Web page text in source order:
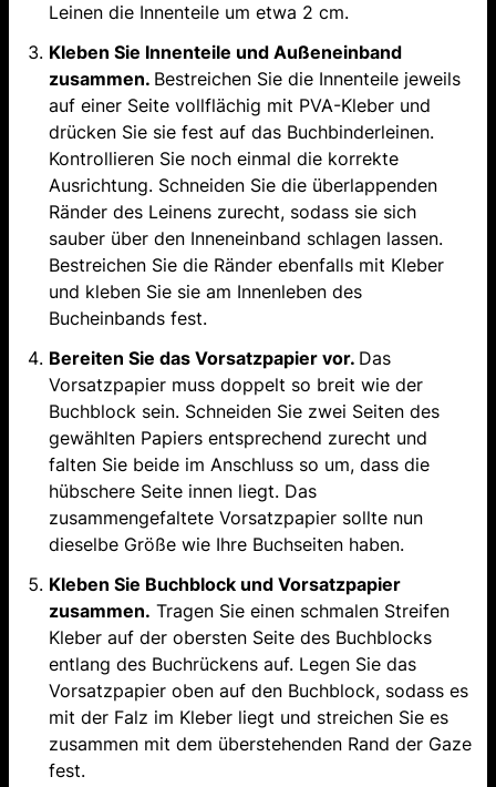
Leinen die Innenteile um etwa 2 cm.
Kleben Sie Innenteile und Außeneinband
zusammen. Bestreichen Sie die Innenteile jeweils
auf einer Seite vollflächig mit PVA-Kleber und
drücken Sie sie fest auf das Buchbinderleinen.
Kontrollieren Sie noch einmal die korrekte
Ausrichtung. Schneiden Sie die überlappenden
Ränder des Leinens zurecht, sodass sie sich
sauber über den Inneneinband schlagen lassen.
Bestreichen Sie die Ränder ebenfalls mit Kleber
und kleben Sie sie am Innenleben des
Bucheinbands fest.
Bereiten Sie das Vorsatzpapier vor. Das
Vorsatzpapier muss doppelt so breit wie der
Buchblock sein. Schneiden Sie zwei Seiten des
gewählten Papiers entsprechend zurecht und
falten Sie beide im Anschluss so um, dass die
hübschere Seite innen liegt. Das
zusammengefaltete Vorsatzpapier sollte nun
dieselbe Größe wie Ihre Buchseiten haben.
Kleben Sie Buchblock und Vorsatzpapier
zusammen. Tragen Sie einen schmalen Streifen
Kleber auf der obersten Seite des Buchblocks
entlang des Buchrückens auf. Legen Sie das
Vorsatzpapier oben auf den Buchblock, sodass es
mit der Falz im Kleber liegt und streichen Sie es
zusammen mit dem überstehenden Rand der Gaze
fest.